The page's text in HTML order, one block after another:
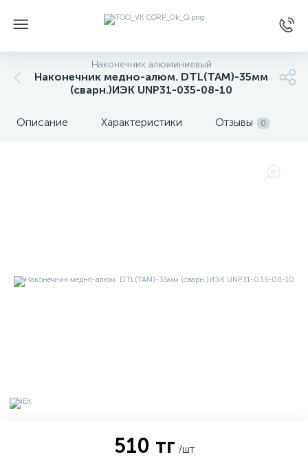
Наконечник алюминиевый
Наконечник медно-алюм. DTL(ТАМ)-35мм
(сварн.)ИЭК UNP31-035-08-10
Описание Характеристики Отзывы 0
510 тг /шт